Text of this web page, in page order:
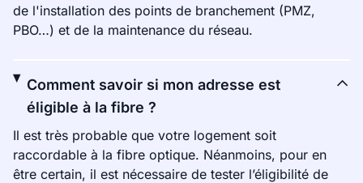
de l'installation des points de branchement (PMZ,
PBO…) et de la maintenance du réseau.
Comment savoir si mon adresse est
éligible à la fibre ?
Il est très probable que votre logement soit
raccordable à la fibre optique. Néanmoins, pour en
être certain, il est nécessaire de tester l’éligibilité de